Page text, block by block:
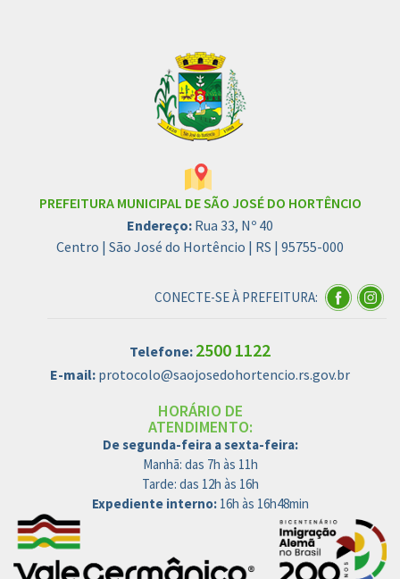
PREFEITURA MUNICIPAL DE SÃO JOSÉ DO HORTÊNCIO
Endereço: Rua 33, Nº 40
Centro | São José do Hortêncio | RS | 95755-000
CONECTE-SE À PREFEITURA:
Telefone: 2500 1122
E-mail: protocolo@saojosedohortencio.rs.gov.br
HORÁRIO DE
ATENDIMENTO:
De segunda-feira a sexta-feira:
Manhã: das 7h às 11h
Tarde: das 12h às 16h
Expediente interno: 16h às 16h48min